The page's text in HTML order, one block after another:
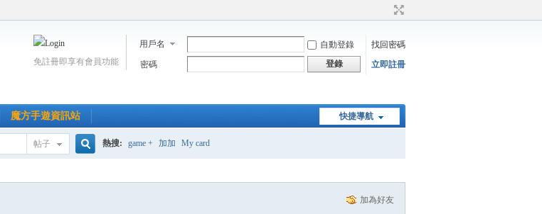
用戶名 自動登錄
找回密碼
密碼
登錄 立即註冊
免註冊即享有會員功能
快捷導航
魔方手遊資訊站
帖子 熱搜: game + 加加 My card
加為好友